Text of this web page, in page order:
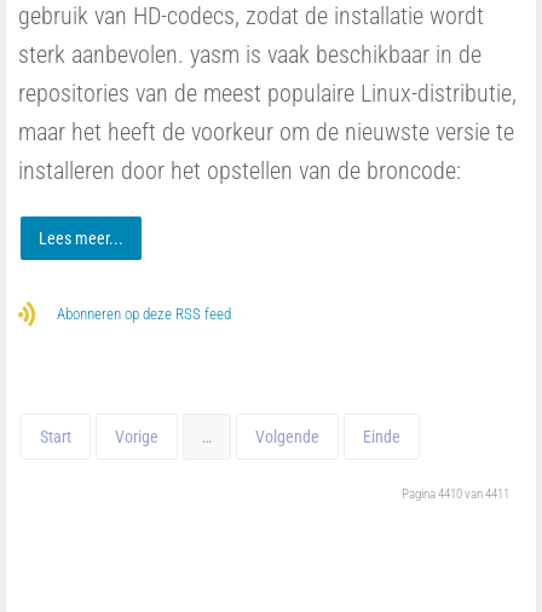
gebruik van HD-codecs, zodat de installatie wordt
sterk aanbevolen. yasm is vaak beschikbaar in de
repositories van de meest populaire Linux-distributie,
maar het heeft de voorkeur om de nieuwste versie te
installeren door het opstellen van de broncode:
Lees meer...
Abonneren op deze RSS feed
Start Vorige … Volgende Einde
Pagina 4410 van 4411